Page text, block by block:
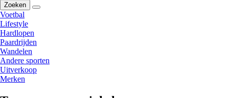
Zoeken
Voetbal
Lifestyle
Hardlopen
Paardrijden
Wandelen
Andere sporten
Uitverkoop
Merken